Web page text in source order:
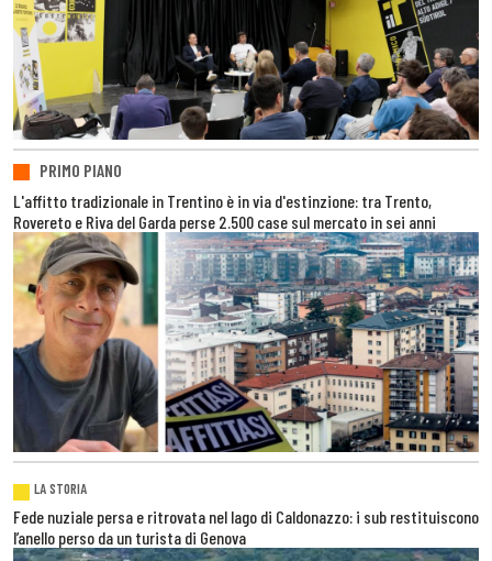
PRIMO PIANO
L'affitto tradizionale in Trentino è in via d'estinzione: tra Trento,
Rovereto e Riva del Garda perse 2.500 case sul mercato in sei anni
LA STORIA
Fede nuziale persa e ritrovata nel lago di Caldonazzo: i sub restituiscono
l’anello perso da un turista di Genova